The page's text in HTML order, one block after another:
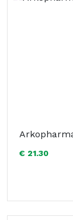
€ 21.30